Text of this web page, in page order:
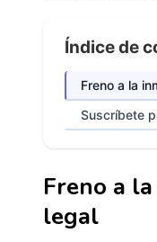
Índice de
Freno a la
Suscríbete
Freno a
legal